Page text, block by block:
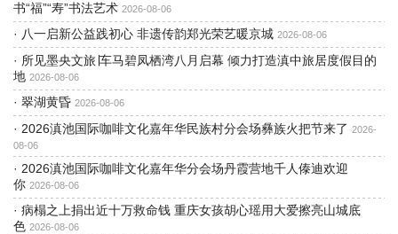
书“福”“寿”书法艺术 2026-08-06
· 八一启新公益践初心 非遗传韵郑光荣艺暖京城 2026-08-06
· 所见墨央文旅∣车马碧凤栖湾八月启幕 倾力打造滇中旅居度假目的
地 2026-08-06
· 翠湖黄昏 2026-08-06
· 2026滇池国际咖啡文化嘉年华民族村分会场彝族火把节来了 2026-
08-06
· 2026滇池国际咖啡文化嘉年华分会场丹霞营地千人傣迪欢迎
你 2026-08-06
· 病榻之上捐出近十万救命钱 重庆女孩胡心瑶用大爱擦亮山城底
色 2026-08-06